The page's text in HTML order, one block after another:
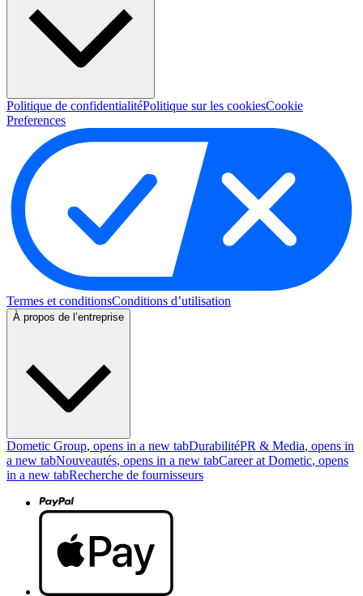
Politique de confidentialitéPolitique sur les cookiesCookie
Preferences
Termes et conditionsConditions d’utilisation
À propos de l’entreprise
Dometic Group, opens in a new tabDurabilitéPR & Media, opens in
a new tabNouveautés, opens in a new tabCareer at Dometic, opens
in a new tabRecherche de fournisseurs